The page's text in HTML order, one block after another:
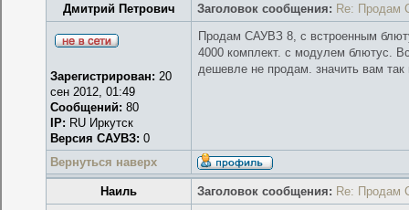
Дмитрий Петрович Заголовок сообщения: Re: Продам
Зарегистрирован: 20
сен 2012, 01:49
Сообщений: 80
IP: RU Иркутск
Версия САУВЗ: 0
Продам САУВЗ 8, с встроенным
4000 комплект. с модулем блютус.
дешевле не продам. значить вам так
Вернуться наверх
Наиль Заголовок сообщения: Re: Продам